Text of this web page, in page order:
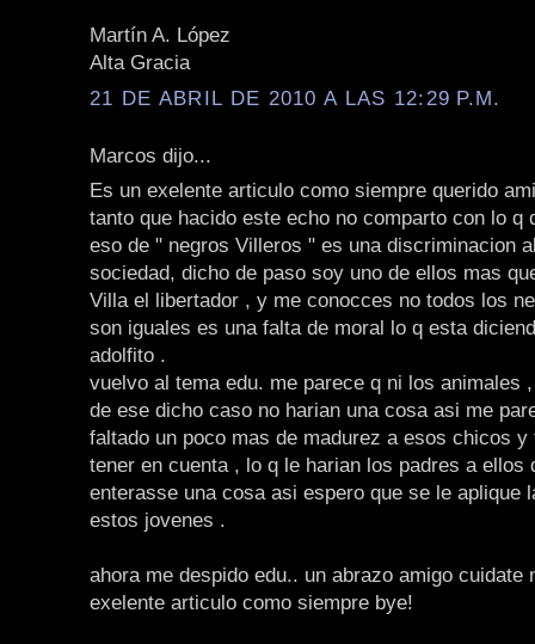
Martín A. López
Alta Gracia
21 DE ABRIL DE 2010 A LAS 12:29 P.M.
Marcos dijo...
Es un exelente articulo como siempre querido
tanto que hacido este echo no comparto con lo q
eso de " negros Villeros " es una discriminacion
sociedad, dicho de paso soy uno de ellos mas
Villa el libertador , y me conocces no todos los
son iguales es una falta de moral lo q esta
adolfito .
vuelvo al tema edu. me parece q ni los animales
de ese dicho caso no harian una cosa asi me
faltado un poco mas de madurez a esos chicos y
tener en cuenta , lo q le harian los padres a ellos
enterasse una cosa asi espero que se le aplique
estos jovenes .
ahora me despido edu.. un abrazo amigo cuidate
exelente articulo como siempre bye!